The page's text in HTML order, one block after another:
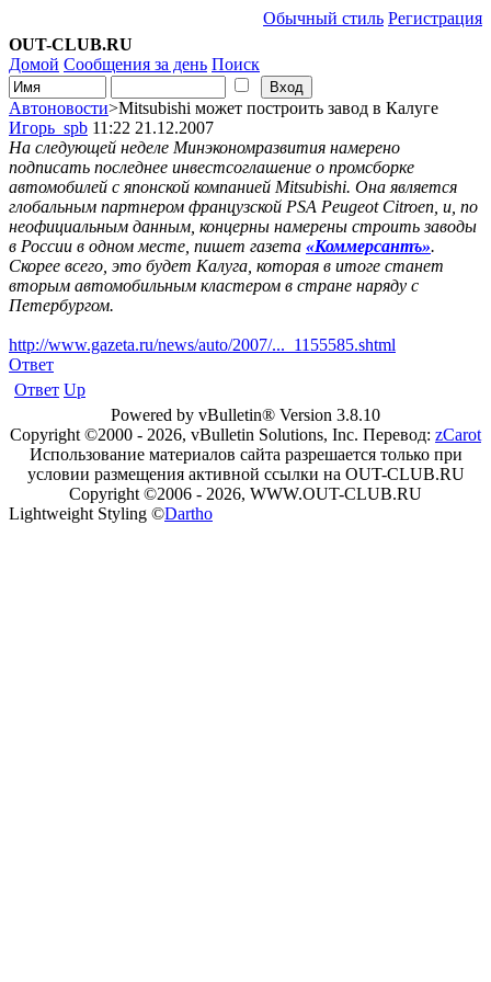
Обычный стиль Регистрация
OUT-CLUB.RU
Домой Сообщения за день Поиск
Автоновости>Mitsubishi может построить завод в Калуге
Игорь_spb 11:22 21.12.2007
На следующей неделе Минэкономразвития намерено
подписать последнее инвестсоглашение о промсборке
автомобилей с японской компанией Mitsubishi. Она является
глобальным партнером французской PSA Peugeot Citroen, и, по
неофициальным данным, концерны намерены строить заводы
в России в одном месте, пишет газета «Коммерсантъ».
Скорее всего, это будет Калуга, которая в итоге станет
вторым автомобильным кластером в стране наряду с
Петербургом.
http://www.gazeta.ru/news/auto/2007/..._1155585.shtml
Ответ
Ответ Up
Powered by vBulletin® Version 3.8.10
Copyright ©2000 - 2026, vBulletin Solutions, Inc. Перевод: zCarot
Использование материалов сайта разрешается только при
условии размещения активной ссылки на OUT-CLUB.RU
Copyright ©2006 - 2026, WWW.OUT-CLUB.RU
Lightweight Styling ©Dartho